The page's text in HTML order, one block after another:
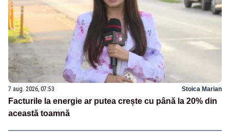
7 aug. 2026, 07:53 Stoica Marian
Facturile la energie ar putea crește cu până la 20% din
această toamnă